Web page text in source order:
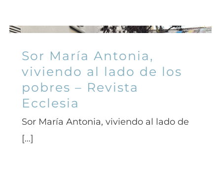
Sor María Antonia,
viviendo al lado de los
pobres – Revista
Ecclesia
Sor María Antonia, viviendo al lado de
[...]